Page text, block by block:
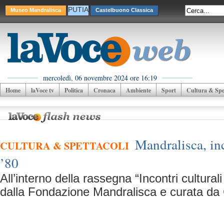
Museo Mandralisca PUTIA Castelbuono Classica
mercoledì, 06 novembre 2024 ore 16:19
Home laVoce tv Politica Cronaca Ambiente Sport Cultura &
CULTURA & SPETTACOLI Mandralisca,
’80
All’interno della rassegna “Incontri
dalla Fondazione Mandralisca e curata